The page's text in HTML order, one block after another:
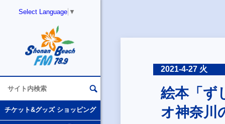
Select Language ▼
チケット&グッズ ショッピング
2021-4-27 火
絵本「ず
オ神奈川